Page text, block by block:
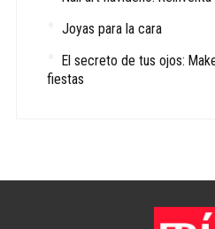
Joyas para la cara
El secreto de tus ojos:
fiestas